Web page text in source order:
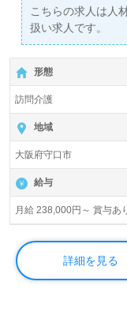
こちらの求人は人
扱い求人です。
詳細に関してお気
【無料】で皆さん
形態
訪問介護
地域
大阪府守口市
給与
月給 238,000円～ 賞与あ
詳細を見る